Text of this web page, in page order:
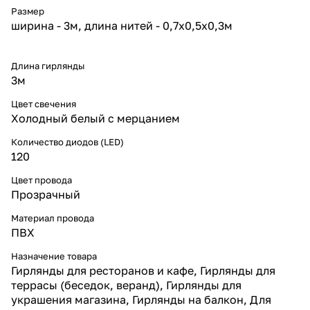
электроэнергии, что делает
гирлянду безопасной и
подходит как для разового, так
и для многолетнего
использования.
Где использовать интерьерную
бахрому
Идеальна для витрин и оконных
проёмов, фотозон, залов и зон
ресепшн.
Бахрома длиной 3 м помогает
подчеркнуть контур или
выделить отдельный участок
интерьера.
гирлянд можно собрать
цельное световое оформление
торговых залов.
Сценарии освещения
Эффект флеш делает световую
композицию более
Размер
ширина - 3м, длина нитей - 0,7x0,5x0,3м
Длина гирлянды
3м
Цвет свечения
Холодный белый с мерцанием
Количество диодов (LED)
120
Цвет провода
Прозрачный
Материал провода
ПВХ
Назначение товара
Гирлянды для ресторанов и кафе, Гирлянды для
террасы (беседок, веранд), Гирлянды для
украшения магазина, Гирлянды на балкон, Для